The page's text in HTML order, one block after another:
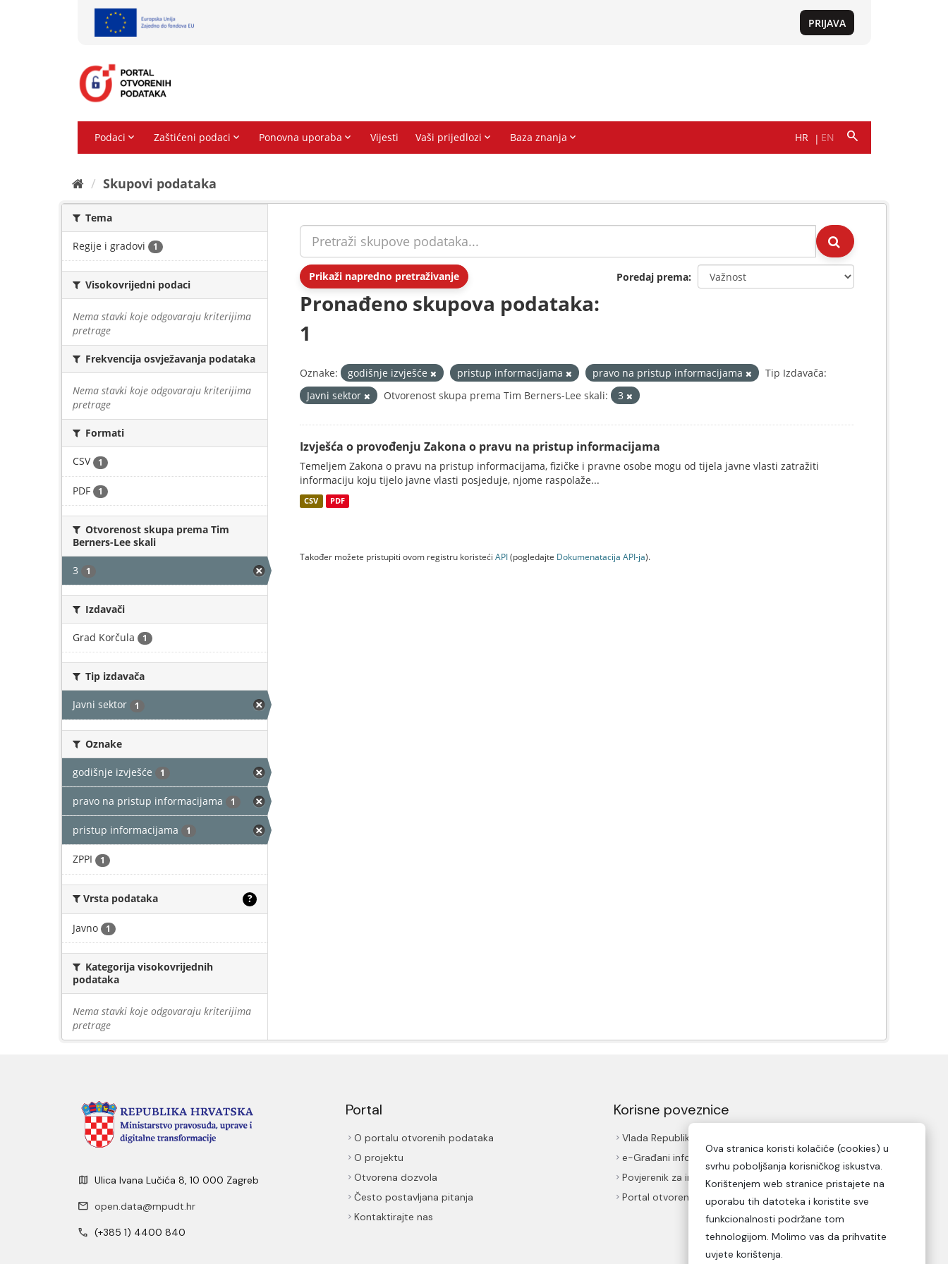
Skupovi podаtаkа
Tema
Regije i gradovi 1
Visokovrijedni podaci
Nema stavki koje odgovaraju kriterijima
pretrage
Frekvencija osvježavanja podataka
Nema stavki koje odgovaraju kriterijima
pretrage
Formati
CSV 1
PDF 1
Otvorenost skupa prema Tim
Berners-Lee skali
3 1
Izdavači
Grad Korčula 1
Tip izdavača
Javni sektor 1
Oznake
godišnje izvješće 1
pravo na pristup informacijama 1
pristup informacijama 1
ZPPI 1
Vrsta podataka ?
Javno 1
Kategorija visokovrijednih
podataka
Nema stavki koje odgovaraju kriterijima
pretrage
Prikaži napredno pretraživanje Poredaj prema
Pronađeno skupova podataka:
1
Oznake: godišnje izvješće pristup informacijama pravo na pristup informacijama
Tip Izdavača:
Javni sektor
Otvorenost skupa prema Tim Berners-Lee skali: 3
Izvješća o provođenju Zakona o pravu na pristup informacijama
Temeljem Zakona o pravu na pristup informacijama, fizičke i pravne osobe mogu od tijela javne vlasti zatražiti
informaciju koju tijelo javne vlasti posjeduje, njome raspolaže...
CSV PDF
Također možete pristupiti ovom registru koristeći API(pogledajte Dokumenаtаcijа API-jа).